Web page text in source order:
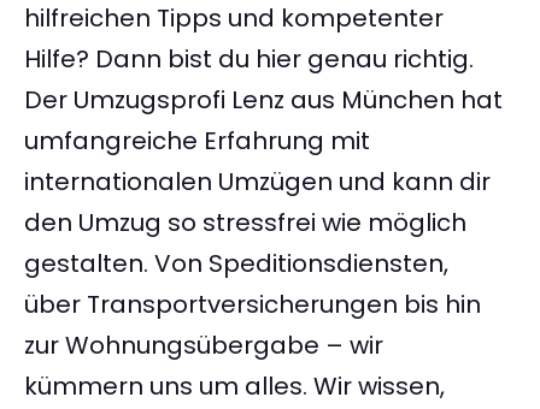
hilfreichen Tipps und kompetenter
Hilfe? Dann bist du hier genau richtig.
Der Umzugsprofi Lenz aus München hat
umfangreiche Erfahrung mit
internationalen Umzügen und kann dir
den Umzug so stressfrei wie möglich
gestalten. Von Speditionsdiensten,
über Transportversicherungen bis hin
zur Wohnungsübergabe – wir
kümmern uns um alles. Wir wissen,